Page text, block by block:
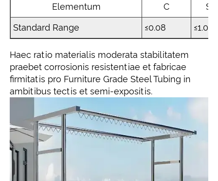
Elementum
C Si
Standard Range ≤0.08 ≤1.0
Haec ratio materialis moderata stabilitatem
praebet corrosionis resistentiae et fabricae
firmitatis pro Furniture Grade Steel Tubing in
ambitibus tectis et semi-expositis.